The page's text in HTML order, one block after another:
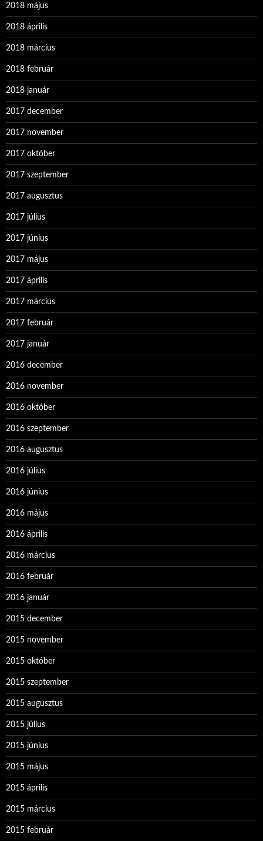
2018 május
2018 április
2018 március
2018 február
2018 január
2017 december
2017 november
2017 október
2017 szeptember
2017 augusztus
2017 július
2017 június
2017 május
2017 április
2017 március
2017 február
2017 január
2016 december
2016 november
2016 október
2016 szeptember
2016 augusztus
2016 július
2016 június
2016 május
2016 április
2016 március
2016 február
2016 január
2015 december
2015 november
2015 október
2015 szeptember
2015 augusztus
2015 július
2015 június
2015 május
2015 április
2015 március
2015 február